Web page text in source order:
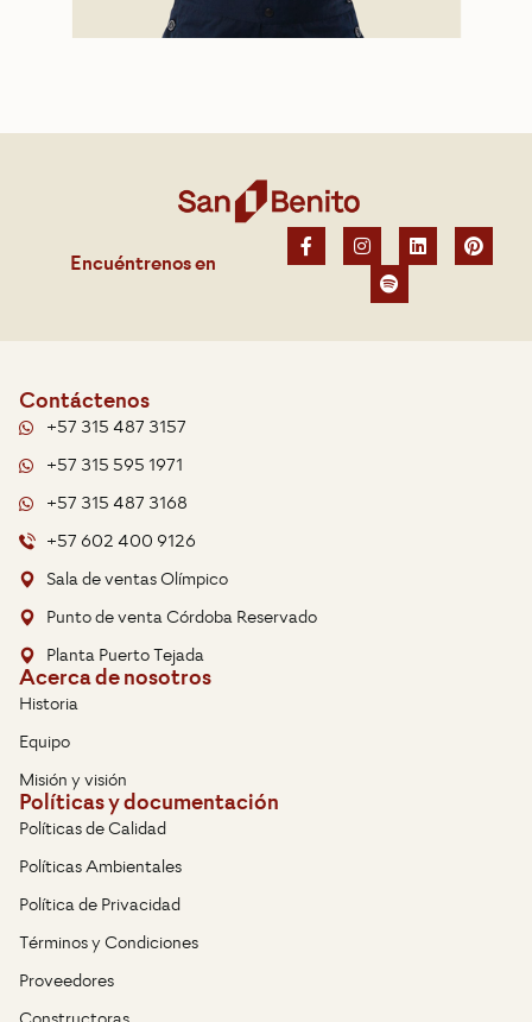
Encuéntrenos en
Contáctenos
+57 315 487 3157
+57 315 595 1971
+57 315 487 3168
+57 602 400 9126
Sala de ventas Olímpico
Punto de venta Córdoba Reservado
Planta Puerto Tejada
Acerca de nosotros
Historia
Equipo
Misión y visión
Políticas y documentación
Políticas de Calidad
Políticas Ambientales
Política de Privacidad
Términos y Condiciones
Proveedores